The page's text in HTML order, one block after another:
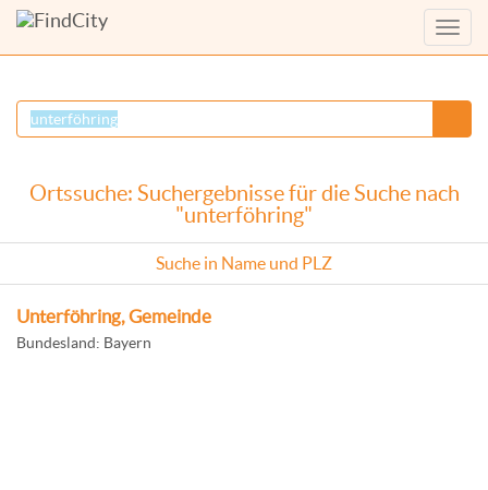
Menü
Ortssuche: Suchergebnisse für die Suche nach
"unterföhring"
Suche in Name und PLZ
Unterföhring, Gemeinde
Bundesland: Bayern